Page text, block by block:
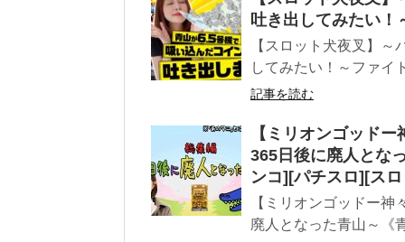
吐き出してみたい
【スロット犬夜叉】
してみたい！～ファイ
記事を読む
【ミリオンゴッド
365日後に廃人とな
ンコ][パチスロ][ス
【ミリオンゴッドー
廃人となった青山～《